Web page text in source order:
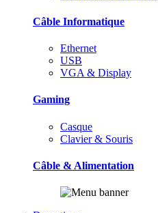
Câble Informatique
Ethernet
USB
VGA & Display
Gaming
Casque
Clavier & Souris
Câble & Alimentation